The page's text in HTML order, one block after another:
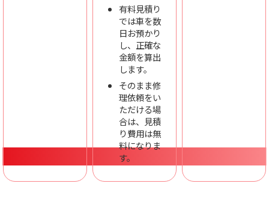
有料見積り
では車を数
日お預かり
し、正確な
金額を算出
します。
そのまま修
理依頼をい
ただける場
合は、見積
り費用は無
料になりま
す。